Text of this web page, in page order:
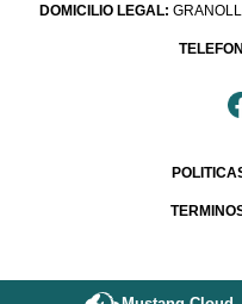
DOMICILIO LEGAL: